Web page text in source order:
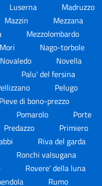
Luserna
Madruzzo
Mazzin
Mezzana
Mezzolombardo
Mori
Nago-torbole
Novaledo
Novella
Palu' del fersina
Pelugo
Pieve di bono-prezzo
Pomarolo
Porte
Predazzo
Primiero
Riva del garda
Ronchi valsugana
Rovere' della luna
Rumo